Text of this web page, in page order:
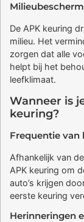
De APK keuring
milieu. Het
zorgen dat alle
helpt bij het
leefklimaat.
Wanneer is
keuring?
Frequentie van
Afhankelijk van
APK keuring om
auto’s krijgen
eerste keuring
Herinneringen